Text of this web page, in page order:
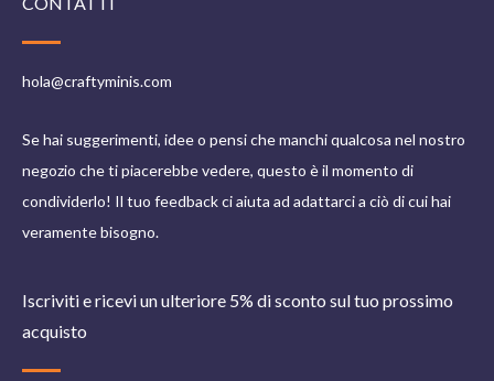
hola@craftyminis.com
Se hai suggerimenti, idee o pensi che manchi qualcosa nel nostro
negozio che ti piacerebbe vedere, questo è il momento di
condividerlo! Il tuo feedback ci aiuta ad adattarci a ciò di cui hai
veramente bisogno.
Iscriviti e ricevi un ulteriore 5% di sconto sul tuo prossimo
acquisto